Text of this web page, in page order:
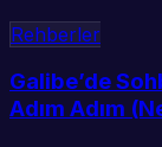
Rehberler
Galibe’de
Adım Adım